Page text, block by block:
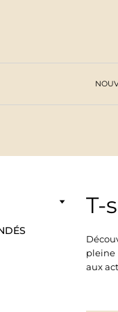
T-
pleine
aux